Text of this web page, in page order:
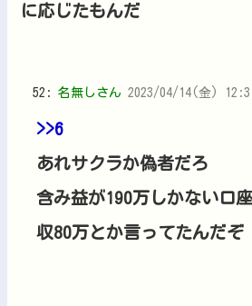
に応じたもんだ
52: 名無しさん 2023/04/14(金)
>>6
あれサクラか偽者だろ
含み益が190万しかない口
収80万とか言ってたんだぞ